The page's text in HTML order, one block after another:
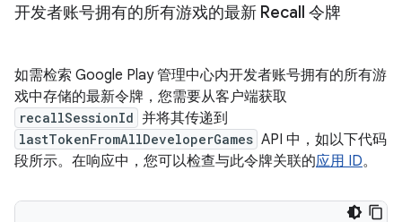
开发者账号拥有的所有游戏的最新 Recall 令牌
如需检索 Google Play 管理中心内开发者账号拥有的所有游
戏中存储的最新令牌，您需要从客户端获取
recallSessionId 并将其传递到
lastTokenFromAllDeveloperGames API 中，如以下代码
段所示。在响应中，您可以检查与此令牌关联的应用 ID。